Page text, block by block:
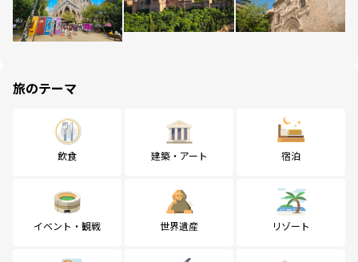
旅のテーマ
飲食 建築・アート 宿泊
イベント・観戦 世界遺産 リゾート